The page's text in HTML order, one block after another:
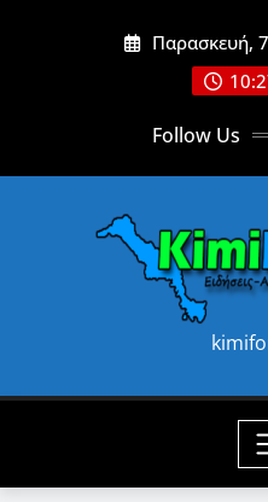
Παρασκευή,
Follow Us